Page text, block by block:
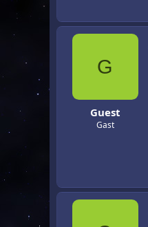
G
Guest
Gast